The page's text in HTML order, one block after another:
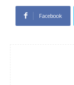
Facebook